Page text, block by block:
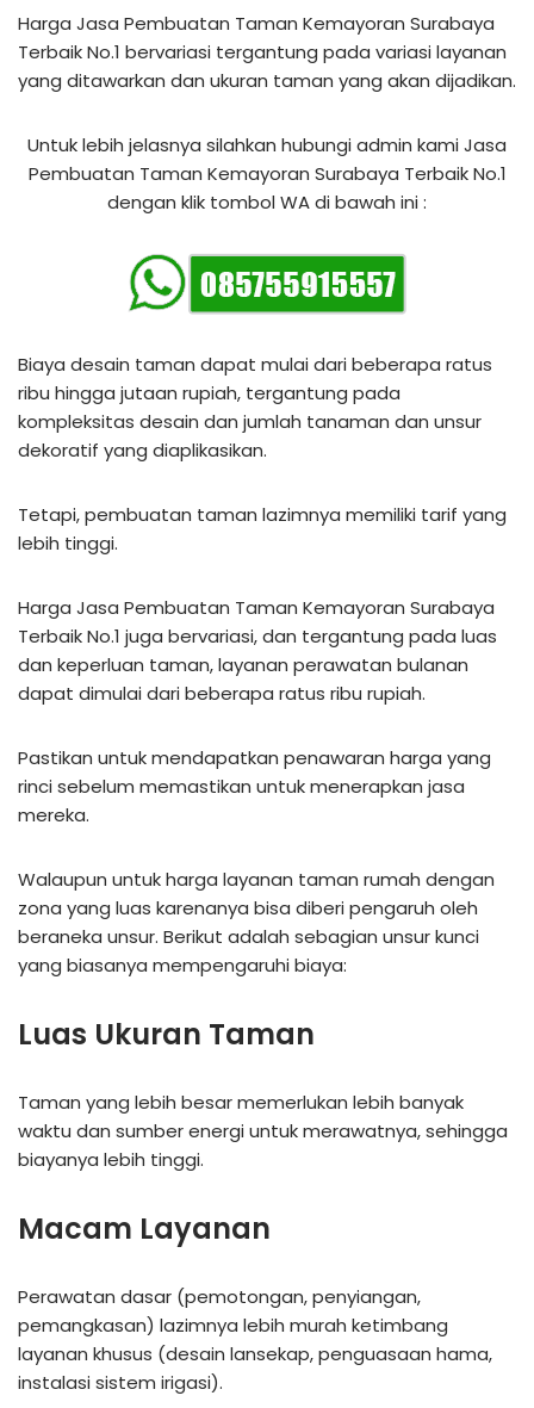
Harga Jasa Pembuatan Taman Kemayoran Surabaya
Terbaik No.1 bervariasi tergantung pada variasi layanan
yang ditawarkan dan ukuran taman yang akan dijadikan.
Untuk lebih jelasnya silahkan hubungi admin kami Jasa
Pembuatan Taman Kemayoran Surabaya Terbaik No.1
dengan klik tombol WA di bawah ini :
Biaya desain taman dapat mulai dari beberapa ratus
ribu hingga jutaan rupiah, tergantung pada
kompleksitas desain dan jumlah tanaman dan unsur
dekoratif yang diaplikasikan.
Tetapi, pembuatan taman lazimnya memiliki tarif yang
lebih tinggi.
Harga Jasa Pembuatan Taman Kemayoran Surabaya
Terbaik No.1 juga bervariasi, dan tergantung pada luas
dan keperluan taman, layanan perawatan bulanan
dapat dimulai dari beberapa ratus ribu rupiah.
Pastikan untuk mendapatkan penawaran harga yang
rinci sebelum memastikan untuk menerapkan jasa
mereka.
Walaupun untuk harga layanan taman rumah dengan
zona yang luas karenanya bisa diberi pengaruh oleh
beraneka unsur. Berikut adalah sebagian unsur kunci
yang biasanya mempengaruhi biaya:
Luas Ukuran Taman
Taman yang lebih besar memerlukan lebih banyak
waktu dan sumber energi untuk merawatnya, sehingga
biayanya lebih tinggi.
Macam Layanan
Perawatan dasar (pemotongan, penyiangan,
pemangkasan) lazimnya lebih murah ketimbang
layanan khusus (desain lansekap, penguasaan hama,
instalasi sistem irigasi).